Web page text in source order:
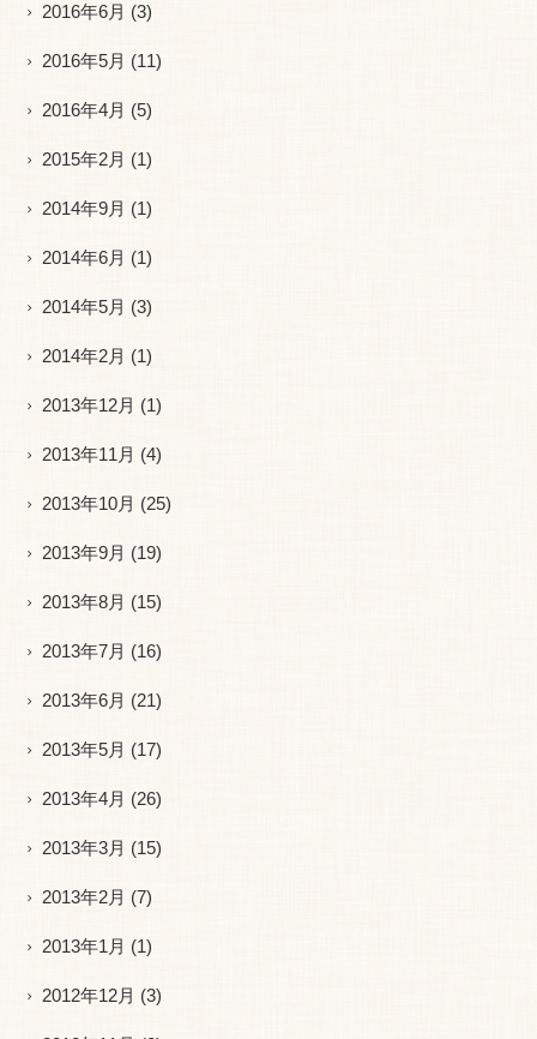
2016年6月 (3)
2016年5月 (11)
2016年4月 (5)
2015年2月 (1)
2014年9月 (1)
2014年6月 (1)
2014年5月 (3)
2014年2月 (1)
2013年12月 (1)
2013年11月 (4)
2013年10月 (25)
2013年9月 (19)
2013年8月 (15)
2013年7月 (16)
2013年6月 (21)
2013年5月 (17)
2013年4月 (26)
2013年3月 (15)
2013年2月 (7)
2013年1月 (1)
2012年12月 (3)